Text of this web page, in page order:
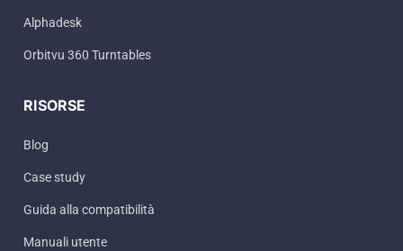
Alphadesk
Orbitvu 360 Turntables
RISORSE
Blog
Case study
Guida alla compatibilità
Manuali utente